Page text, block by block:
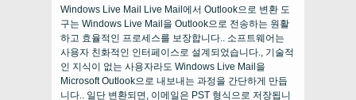
Windows Live Mail Live Mail에서 Outlook으로 변환 도
구는 Windows Live Mail을 Outlook으로 전송하는 원활
하고 효율적인 프로세스를 보장합니다.. 소프트웨어는
사용자 친화적인 인터페이스로 설계되었습니다., 기술적
인 지식이 없는 사용자라도 Windows Live Mail을
Microsoft Outlook으로 내보내는 과정을 간단하게 만듭
니다.. 일단 변환되면, 이메일은 PST 형식으로 저장됩니